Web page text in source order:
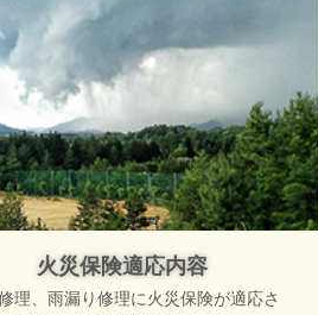
火災保険適応内容
理、雨漏り修理に火災保険が適応さ